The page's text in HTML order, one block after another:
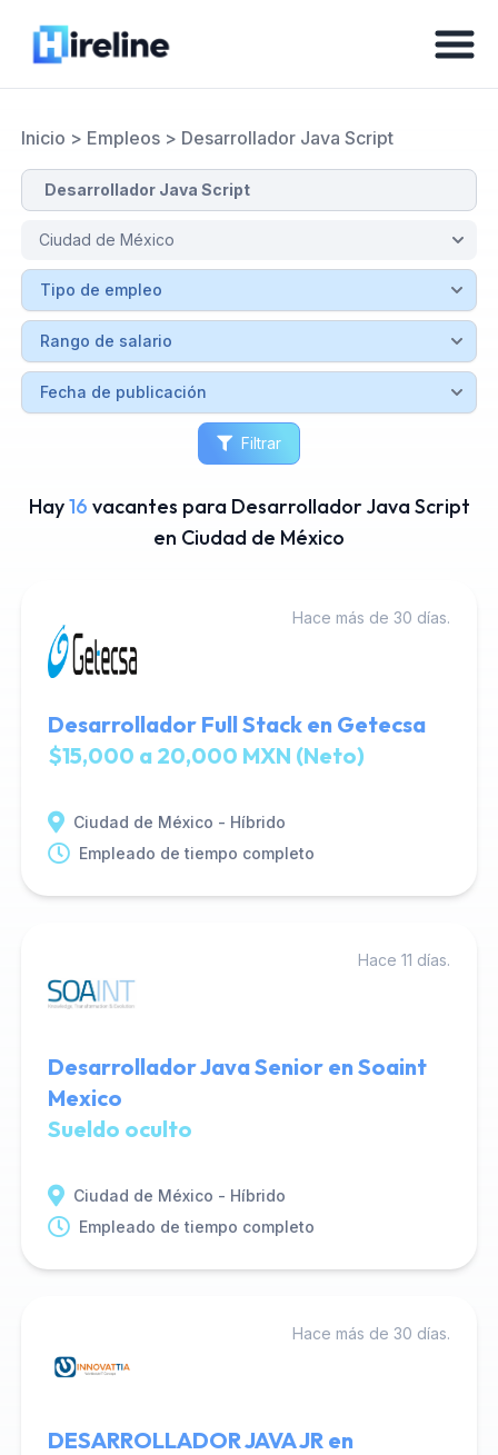
Inicio > Empleos> Desarrollador Java Script
Filtrar
Hay16 vacantes para Desarrollador Java Script
en Ciudad de México
Hace más de 30 días.
Desarrollador Full Stack en Getecsa
$15,000 a 20,000 MXN (Neto)
Ciudad de México - Híbrido
Empleado de tiempo completo
Hace 11 días.
Desarrollador Java Senior en Soaint
Mexico
Sueldo oculto
Ciudad de México - Híbrido
Empleado de tiempo completo
Hace más de 30 días.
DESARROLLADOR JAVA JR en